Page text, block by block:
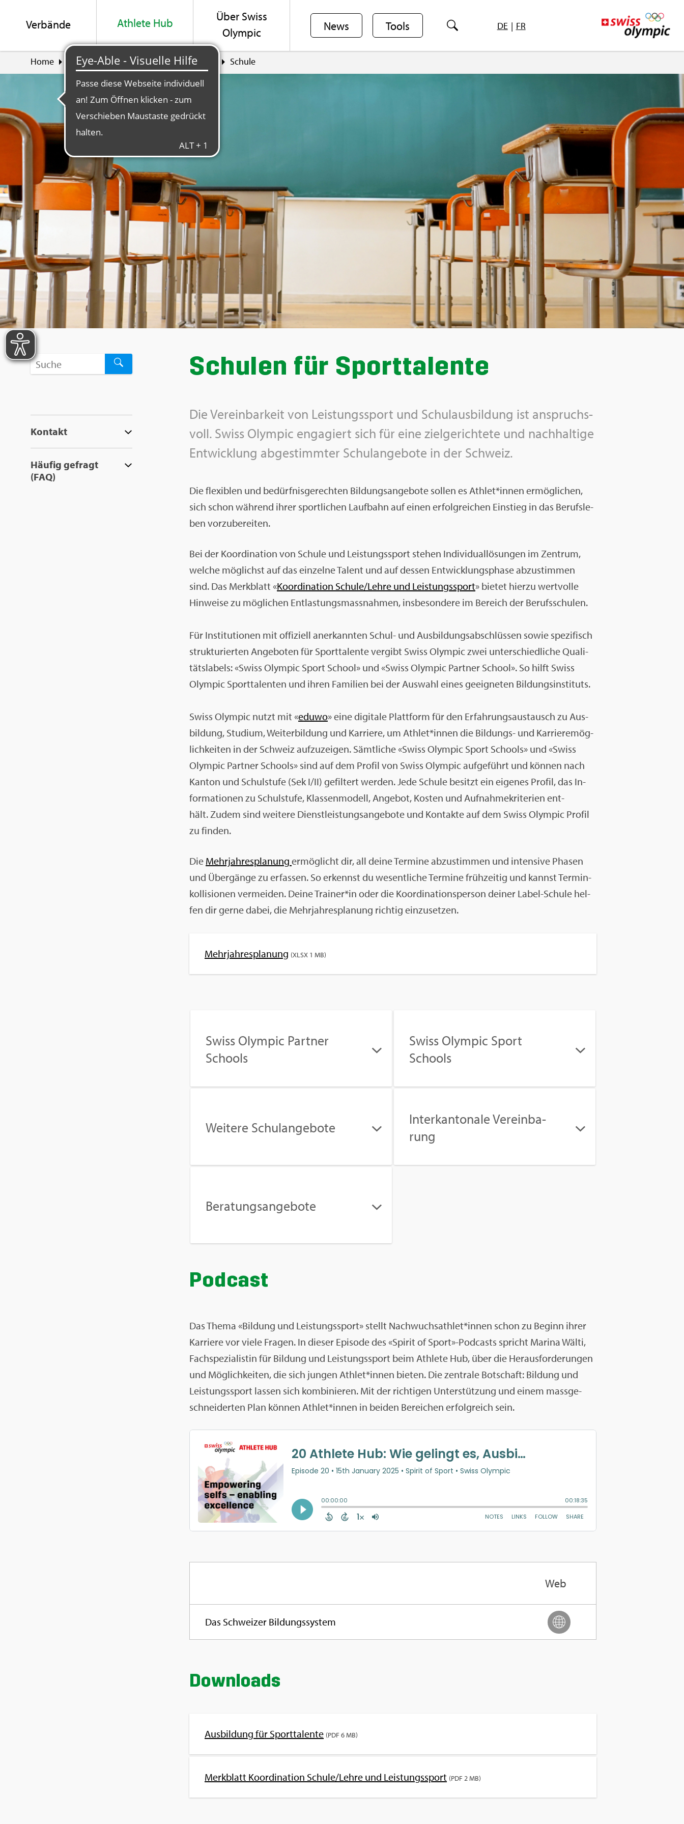
Ver­bän­de Ath­le­te Hub
Über Swiss
Olym­pic
News Tools DE | FR
Home Ath­le­te Hub Aus- und Wei­ter­bil­dung Schu­le
Kon­takt
Häu­fig ge­fragt
(FAQ)
Schu­len für Sport­ta­len­te
Die Ver­ein­bar­keit von Leis­tungs­sport und Schul­aus­bil­dung ist an­spruchs­
voll. Swiss Olym­pic en­ga­giert sich für eine ziel­ge­rich­te­te und nach­hal­ti­ge
Ent­wick­lung ab­ge­stimm­ter Schul­an­ge­bo­te in der Schweiz.
Die fle­xi­blen und be­dürf­nis­ge­rech­ten Bil­dungs­an­ge­bo­te sol­len es Ath­let*innen er­mög­li­chen,
sich schon wäh­rend ihrer sport­li­chen Lauf­bahn auf einen er­folg­rei­chen Ein­stieg in das Be­rufs­le­
ben vor­zu­be­rei­ten.
Bei der Ko­or­di­na­ti­on von Schu­le und Leis­tungs­sport ste­hen In­di­vi­dual­lö­sun­gen im Zen­trum,
wel­che mög­lichst auf das ein­zel­ne Ta­lent und auf des­sen Ent­wick­lungs­pha­se ab­zu­stim­men
sind. Das Merk­blatt «Ko­or­di­na­ti­on Schu­le/Lehre und Leis­tungs­sport» bie­tet hier­zu wert­vol­le
Hin­wei­se zu mög­li­chen Ent­las­tungs­mass­nah­men, ins­be­son­de­re im Be­reich der Be­rufs­schu­len.
Für In­sti­tu­tio­nen mit of­fi­zi­ell an­er­kann­ten Schul- und Aus­bil­dungs­ab­schlüs­sen sowie spe­zi­fisch
struk­tu­rier­ten An­ge­bo­ten für Sport­ta­len­te ver­gibt Swiss Olym­pic zwei un­ter­schied­li­che Qua­li­
täts­la­bels: «Swiss Olym­pic Sport School» und «Swiss Olym­pic Part­ner School». So hilft Swiss
Olym­pic Sport­ta­len­ten und ihren Fa­mi­li­en bei der Aus­wahl eines ge­eig­ne­ten Bil­dungs­in­sti­tuts.
Swiss Olym­pic nutzt mit «eduwo» eine di­gi­ta­le Platt­form für den Er­fah­rungs­aus­tausch zu Aus­
bil­dung, Stu­di­um, Wei­ter­bil­dung und Kar­rie­re, um Ath­let*innen die Bil­dungs- und Kar­rie­re­mög­
lich­kei­ten in der Schweiz auf­zu­zei­gen. Sämt­li­che «Swiss Olym­pic Sport Schools» und «Swiss
Olym­pic Part­ner Schools» sind auf dem Pro­fil von Swiss Olym­pic auf­ge­führt und kön­nen nach
Kan­ton und Schul­stu­fe (Sek I/II) ge­fil­tert wer­den. Jede Schu­le be­sitzt ein ei­ge­nes Pro­fil, das In­
for­ma­tio­nen zu Schul­stu­fe, Klas­sen­mo­dell, An­ge­bot, Kos­ten und Auf­nah­me­kri­te­ri­en ent­
hält. Zudem sind wei­te­re Dienst­leis­tungs­an­ge­bo­te und Kon­tak­te auf dem Swiss Olym­pic Pro­fil
zu fin­den.
Die Mehr­jah­res­pla­nung er­mög­licht dir, all deine Ter­mi­ne ab­zu­stim­men und in­ten­si­ve Pha­sen
und Über­gän­ge zu er­fas­sen. So er­kennst du we­sent­li­che Ter­mi­ne früh­zei­tig und kannst Ter­min­
kol­li­sio­nen ver­mei­den. Deine Trai­ner*in oder die Ko­or­di­na­ti­ons­per­son dei­ner Label-Schu­le hel­
fen dir gerne dabei, die Mehr­jah­res­pla­nung rich­tig ein­zu­set­zen.
Mehr­jah­res­pla­nung (XLSX 1 MB)
Swiss Olym­pic Part­ner
Schools
Swiss Olym­pic Sport
Schools
Wei­te­re Schul­an­ge­bo­te
In­ter­kan­to­na­le Ver­ein­ba­
rung
Be­ra­tungs­an­ge­bo­te
Pod­cast
Das Thema «Bil­dung und Leis­tungs­sport» stellt Nach­wuchs­ath­let*innen schon zu Be­ginn ihrer
Kar­rie­re vor viele Fra­gen. In die­ser Epi­so­de des «Spi­rit of Sport»-Pod­casts spricht Ma­ri­na Wälti,
Fach­spe­zia­lis­tin für Bil­dung und Leis­tungs­sport beim Ath­le­te Hub, über die Her­aus­for­de­run­gen
und Mög­lich­kei­ten, die sich jun­gen Ath­let*innen bie­ten. Die zen­tra­le Bot­schaft: Bil­dung und
Leis­tungs­sport las­sen sich kom­bi­nie­ren. Mit der rich­ti­gen Un­ter­stüt­zung und einem mass­ge­
schnei­der­ten Plan kön­nen Ath­let*innen in bei­den Be­rei­chen er­folg­reich sein.
Web
Das Schwei­zer Bil­dungs­sys­tem
Down­loads
Aus­bil­dung für Sport­ta­len­te (PDF 6 MB)
Merk­blatt Ko­or­di­na­ti­on Schu­le/Lehre und Leis­tungs­sport (PDF 2 MB)